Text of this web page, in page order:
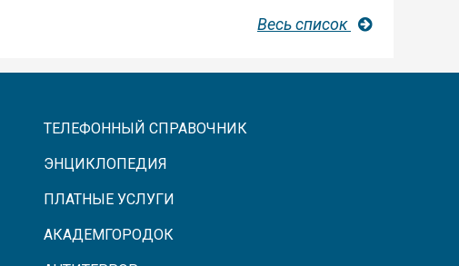
Весь список
ТЕЛЕФОННЫЙ СПРАВОЧНИК
ЭНЦИКЛОПЕДИЯ
ПЛАТНЫЕ УСЛУГИ
АКАДЕМГОРОДОК